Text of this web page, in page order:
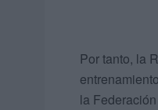
Por tanto, la
la